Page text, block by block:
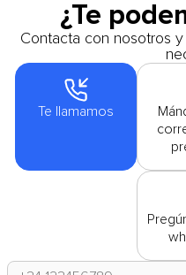
¿Te
Contacta con nosotros
Te llamamos